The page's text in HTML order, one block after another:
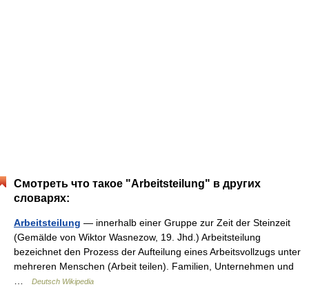
Смотреть что такое "Arbeitsteilung" в других
словарях:
Arbeitsteilung — innerhalb einer Gruppe zur Zeit der Steinzeit
(Gemälde von Wiktor Wasnezow, 19. Jhd.) Arbeitsteilung
bezeichnet den Prozess der Aufteilung eines Arbeitsvollzugs unter
mehreren Menschen (Arbeit teilen). Familien, Unternehmen und
Deutsch Wikipedia